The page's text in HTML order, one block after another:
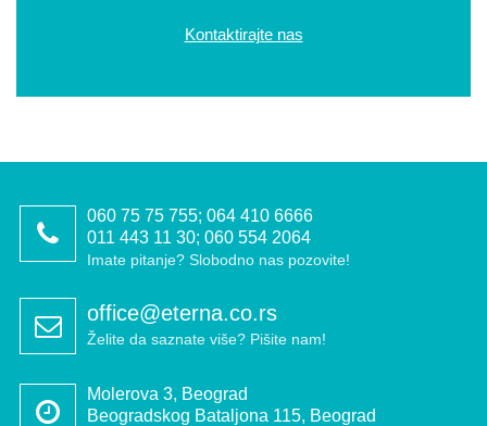
Kontaktirajte nas
060 75 75 755; 064 410 6666
011 443 11 30; 060 554 2064
Imate pitanje? Slobodno nas pozovite!
office@eterna.co.rs
Želite da saznate više? Pišite nam!
Molerova 3, Beograd
Beogradskog Bataljona 115, Beograd